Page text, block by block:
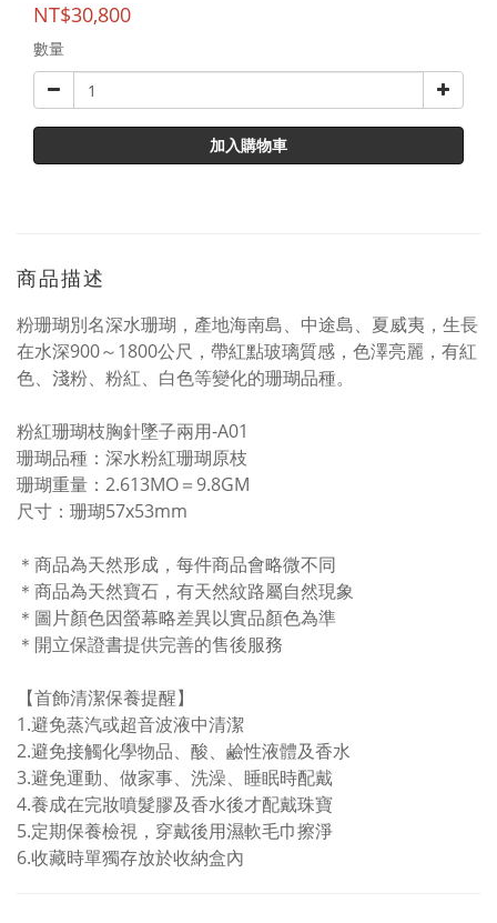
NT$30,800
數量
加入購物車
商品描述
粉珊瑚別名深水珊瑚，產地海南島、中途島、夏威夷，生長
在水深900～1800公尺，帶紅點玻璃質感，色澤亮麗，有紅
色、淺粉、粉紅、白色等變化的珊瑚品種。
粉紅珊瑚枝胸針墜子兩用-A01
珊瑚品種：深水粉紅珊瑚原枝
珊瑚重量：2.613MO＝9.8GM
尺寸：珊瑚57x53mm
＊商品為天然形成，每件商品會略微不同
＊商品為天然寶石，有天然紋路屬自然現象
＊圖片顏色因螢幕略差異以實品顏色為準
＊開立保證書提供完善的售後服務
【首飾清潔保養提醒】
1.避免蒸汽或超音波液中清潔
2.避免接觸化學物品、酸、鹼性液體及香水
3.避免運動、做家事、洗澡、睡眠時配戴
4.養成在完妝噴髮膠及香水後才配戴珠寶
5.定期保養檢視，穿戴後用濕軟毛巾擦淨
6.收藏時單獨存放於收納盒內